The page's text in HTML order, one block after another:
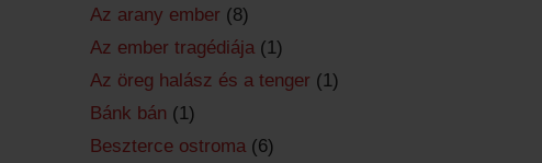
Az arany ember (8)
Az ember tragédiája (1)
Az öreg halász és a tenger (1)
Bánk bán (1)
Beszterce ostroma (6)